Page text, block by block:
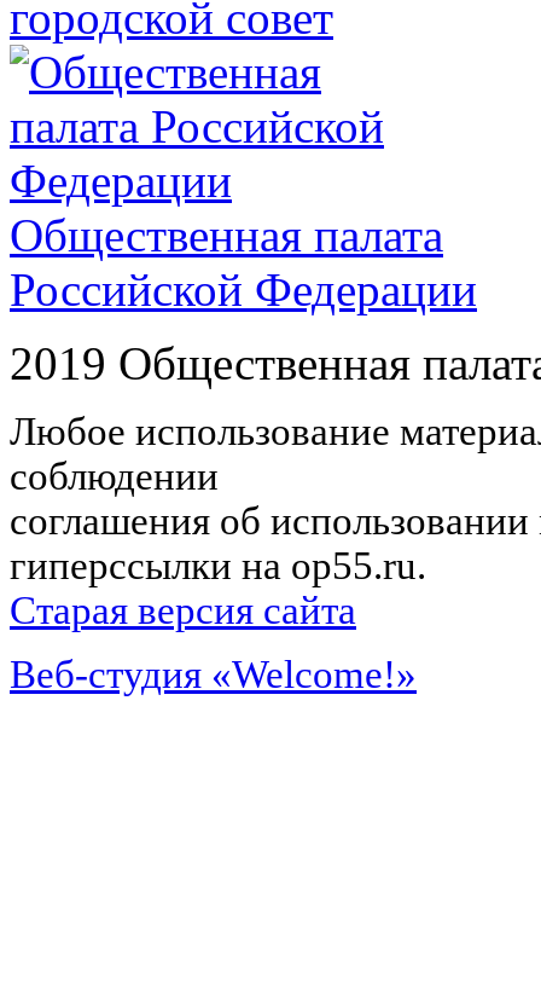
городской совет
Общественная палата
Российской Федерации
2019 Общественная
Любое использование
соблюдении
соглашения об
гиперссылки на op55.ru.
Старая версия сайта
Веб-студия «Welcome!»